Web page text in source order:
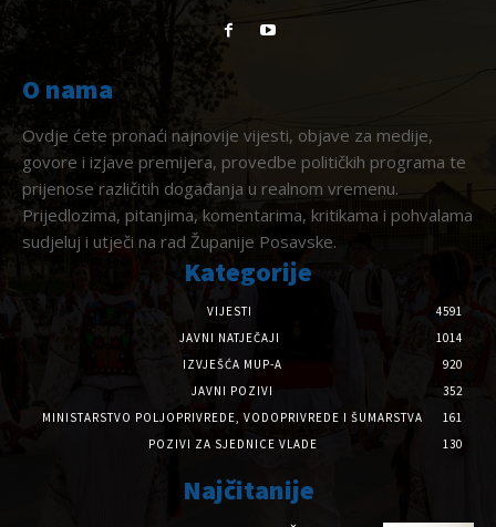
O nama
Ovdje ćete pronaći najnovije vijesti, objave za medije,
govore i izjave premijera, provedbe političkih programa te
prijenose različitih događanja u realnom vremenu.
Prijedlozima, pitanjima, komentarima, kritikama i pohvalama
sudjeluj i utječi na rad Županije Posavske.
Kategorije
VIJESTI
4591
JAVNI NATJEČAJI
1014
IZVJEŠĆA MUP-A
920
JAVNI POZIVI
352
MINISTARSTVO POLJOPRIVREDE, VODOPRIVREDE I ŠUMARSTVA
161
POZIVI ZA SJEDNICE VLADE
130
Najčitanije